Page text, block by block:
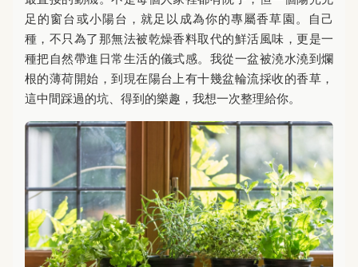
足的窗台或小陽台，就足以成為你的專屬香草園。自己
種，不只為了那無法被乾燥香料取代的鮮活風味，更是一
種把自然帶進日常生活的儀式感。我從一盆被澆水澆到爛
根的薄荷開始，到現在陽台上有十幾盆輪流採收的香草，
這中間踩過的坑、得到的樂趣，我想一次整理給你。